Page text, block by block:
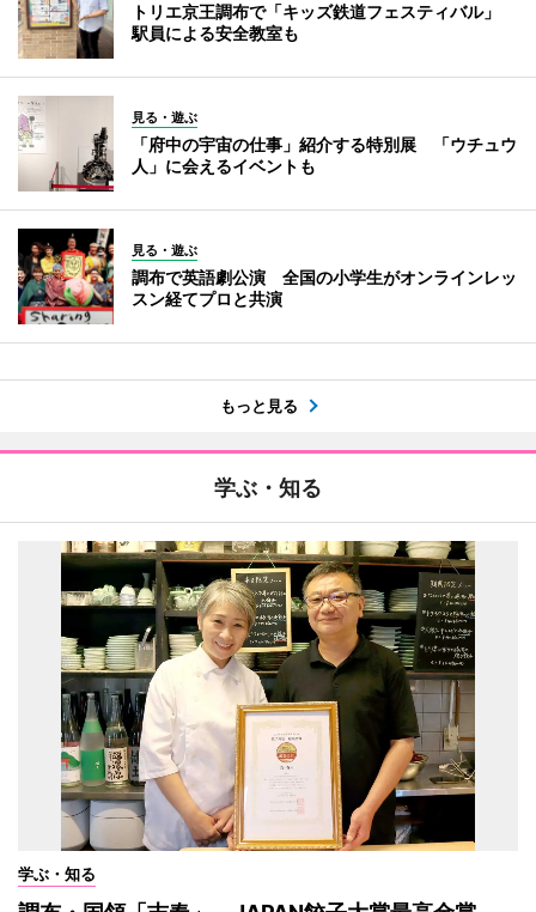
トリエ京王調布で「キッズ鉄道フェスティバル」
駅員による安全教室も
見る・遊ぶ
「府中の宇宙の仕事」紹介する特別展 「ウチュウ
人」に会えるイベントも
見る・遊ぶ
調布で英語劇公演 全国の小学生がオンラインレッ
スン経てプロと共演
もっと見る
学ぶ・知る
学ぶ・知る